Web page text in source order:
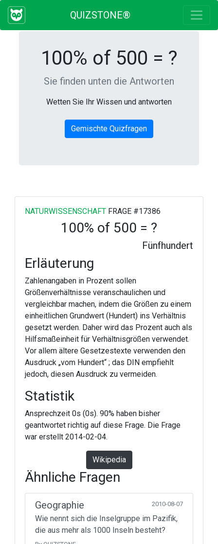
QUIZSTONE®
100% of 500 = ?
Sie finden unten die Antworten
Wetten Sie Ihr Wissen und antworten
Gemischte Quizfragen
NATURWISSENSCHAFT FRAGE #17386
100% of 500 = ?
Fünfhundert
Erläuterung
Zahlenangaben in Prozent sollen
Größenverhältnisse veranschaulichen und
vergleichbar machen, indem die Größen zu einem
einheitlichen Grundwert (Hundert) ins Verhältnis
gesetzt werden. Daher wird das Prozent auch als
Hilfsmaßeinheit für Verhältnisgrößen verwendet.
Vor allem ältere Gesetzestexte verwenden den
Ausdruck „vom Hundert“ ; das DIN empfiehlt
jedoch, diesen Ausdruck zu vermeiden.
Statistik
Ansprechzeit 0s (0s). 90% haben bisher
geantwortet richtig auf diese Frage. Die Frage
war erstellt 2014-02-04.
Wikipedia
Ähnliche Fragen
Geographie 2010-08-07
Wie nennt sich die Inselgruppe im Pazifik,
die aus mehr als 1000 Inseln besteht?